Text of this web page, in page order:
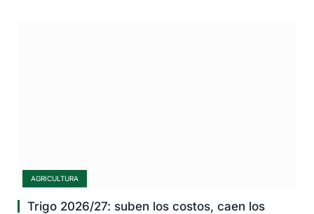
AGRICULTURA
Trigo 2026/27: suben los costos, caen los